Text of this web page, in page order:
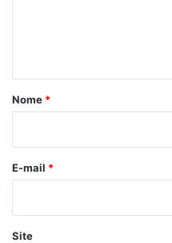
rNome *
E-mail *
Site